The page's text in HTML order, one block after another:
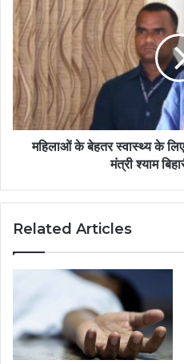
महिलाओं के बेहतर स्वास्थ्य के लिए
मंत्री श्याम
Related Articles